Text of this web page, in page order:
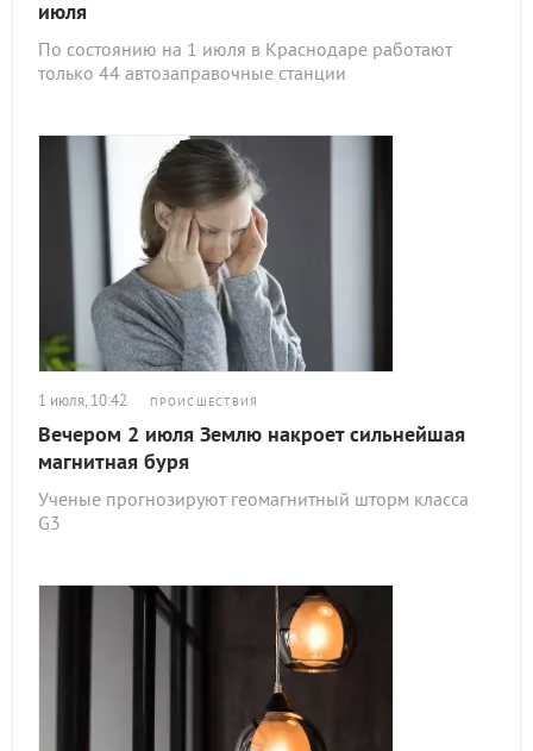
июля
По состоянию на 1 июля в Краснодаре работают
только 44 автозаправочные станции
1 июля, 10:42 ПРОИСШЕСТВИЯ
Вечером 2 июля Землю накроет сильнейшая
магнитная буря
Ученые прогнозируют геомагнитный шторм класса
G3